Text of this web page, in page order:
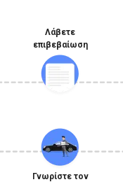
Λάβετε
επιβεβαίωση
Γνωρίστε τον